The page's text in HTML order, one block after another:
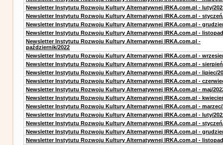
Newsletter Instytutu Rozwoju Kultury Alternatywnej IRKA.com.pl - luty/
Newsletter Instytutu Rozwoju Kultury Alternatywnej IRKA.com.pl -
Newsletter Instytutu Rozwoju Kultury Alternatywnej IRKA.com.pl -
Newsletter Instytutu Rozwoju Kultury Alternatywnej IRKA.com.pl -
Newsletter Instytutu Rozwoju Kultury Alternatywnej IRKA.com.pl -
październik/2022
Newsletter Instytutu Rozwoju Kultury Alternatywnej IRKA.com.pl -
Newsletter Instytutu Rozwoju Kultury Alternatywnej IRKA.com.pl -
Newsletter Instytutu Rozwoju Kultury Alternatywnej IRKA.com.pl - lipiec/
Newsletter Instytutu Rozwoju Kultury Alternatywnej IRKA.com.pl -
Newsletter Instytutu Rozwoju Kultury Alternatywnej IRKA.com.pl - maj/
Newsletter Instytutu Rozwoju Kultury Alternatywnej IRKA.com.pl -
Newsletter Instytutu Rozwoju Kultury Alternatywnej IRKA.com.pl - marzec/
Newsletter Instytutu Rozwoju Kultury Alternatywnej IRKA.com.pl - luty/
Newsletter Instytutu Rozwoju Kultury Alternatywnej IRKA.com.pl -
Newsletter Instytutu Rozwoju Kultury Alternatywnej IRKA.com.pl -
Newsletter Instytutu Rozwoju Kultury Alternatywnej IRKA.com.pl -